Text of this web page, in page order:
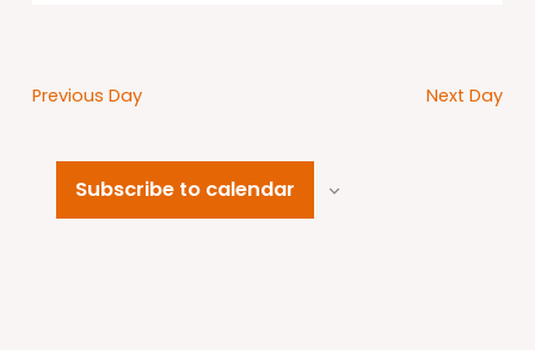
Previous Day Next Day
Subscribe to calendar